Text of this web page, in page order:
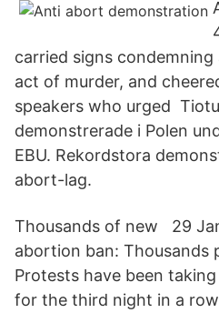
carried signs
act of murder, and
speakers who urged
demonstrerade i Polen
EBU. Rekordstora
abort-lag.
Thousands of new 29
abortion ban: Thousands
Protests have been
for the third night in a